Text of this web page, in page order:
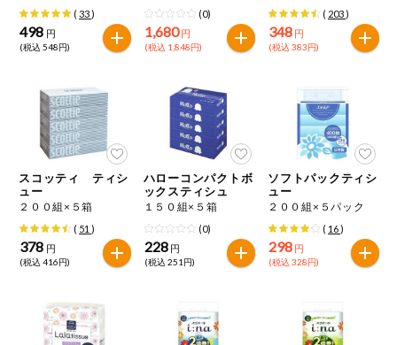
人気カテゴリ
食品から探す
家庭用品から探す
目的から探す
毎週自動お届け商品を確認する
毎週自動お届け商品を修正する
麺類
レトルト・缶
詰・瓶詰
調味料・だ
し・油・ルー
おやつ
飲料
酒・ノンアル
コール
特定原材料と特定原材料に準ずるものが含まれていない商品
を検索できます。
小麦 卵
落花生 かに くるみ
特定原材料に準ずるもの
アーモンド あわび いか
カシューナッツ
キウイフルーツ 牛肉
(33)
498 円
(税込 548円)
(0)
1,680 円
(税込 1,848円)
( 203)
348 円
(税込 383円)
スコッティ ティシ
ュー
２００組×５箱
( 51 )
378 円
(税込 416円)
ハローコンパクトボ
ックスティシュ
１５０組×５箱
(0)
228 円
(税込 251円)
ソフトパックティシ
ュー
２００組×５パック
( 16)
298 円
(税込 328円)